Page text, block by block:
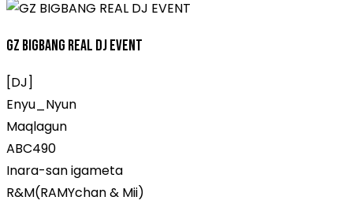
GZ BIGBANG REAL DJ EVENT
[DJ]
Enyu_Nyun
Maqlagun
ABC490
Inara-san igameta
R&M(RAMYchan & Mii)